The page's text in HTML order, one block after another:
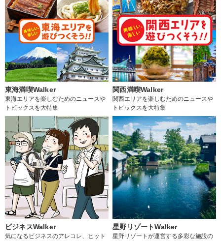
東海満喫Walker
東海エリアを楽しむためのニュースや
トピックスを大特集
関西満喫Walker
関西エリアを楽しむためのニュースや
トピックスを大特集
ビジネスWalker
気になるビジネスのアレコレ、ヒット
星野リゾートWalker
星野リゾートが運営する多彩な施設の